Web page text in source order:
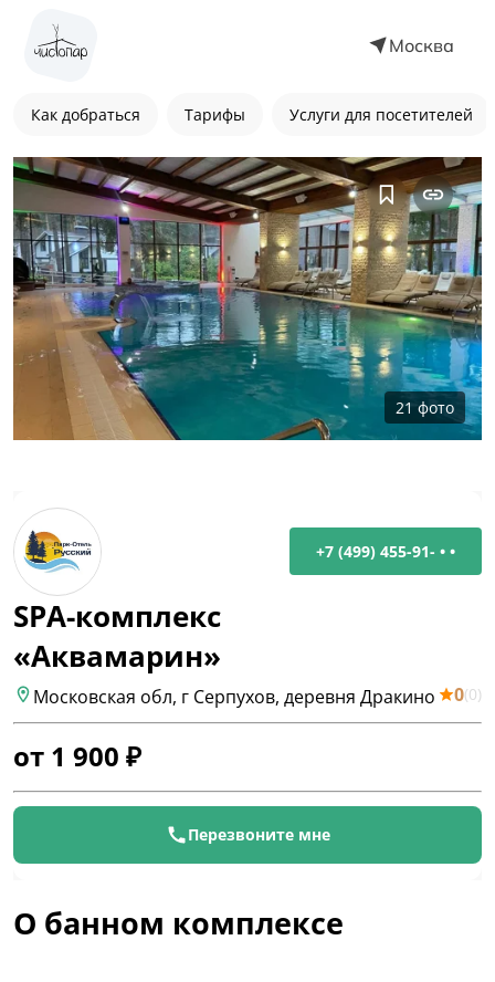
Москва
Как добраться Тарифы Услуги для посетителей
21 фото
+7 (499) 455-91- • •
SPA-комплекс
«Аквамарин»
Московская обл, г Серпухов, деревня Дракино 0(0)
от 1 900 ₽
Перезвоните мне
О банном комплексе